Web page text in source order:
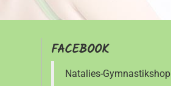
FACEBOOK
Natalies-Gymnastikshop